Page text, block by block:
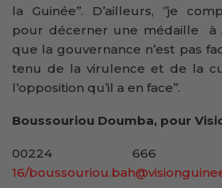
la Guinée’’. D’ailleurs, ‘’je
pour décerner une médaille à
que la gouvernance n’est pas
tenu de la virulence et de la
l’opposition qu’il a en face’’.
Boussouriou Doumba, pour
00224
16/